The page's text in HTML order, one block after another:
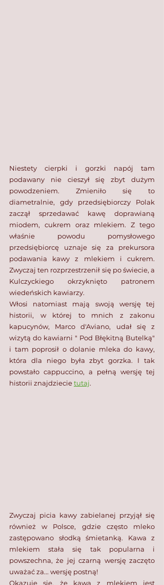
Niestety cierpki i gorzki napój tam
podawany nie cieszył się zbyt dużym
powodzeniem. Zmieniło się to
diametralnie, gdy przedsiębiorczy Polak
zaczął sprzedawać kawę doprawianą
miodem, cukrem oraz mlekiem. Z tego
właśnie powodu pomysłowego
przedsiębiorcę uznaje się za prekursora
podawania kawy z mlekiem i cukrem.
Zwyczaj ten rozprzestrzenił się po świecie, a
Kulczyckiego okrzyknięto patronem
wiedeńskich kawiarzy.
Włosi natomiast mają swoją wersję tej
historii, w której to mnich z zakonu
kapucynów, Marco d'Aviano, udał się z
wizytą do kawiarni " Pod Błękitną Butelką"
i tam poprosił o dolanie mleka do kawy,
która dla niego była zbyt gorzka. I tak
powstało cappuccino, a pełną wersję tej
historii znajdziecie tutaj.
Zwyczaj picia kawy zabielanej przyjął się
również w Polsce, gdzie często mleko
zastępowano słodką śmietanką. Kawa z
mlekiem stała się tak popularna i
powszechna, że jej czarną wersję zaczęto
uważać za... wersję postną!⁣
Okazuje się, że kawa z mlekiem jest